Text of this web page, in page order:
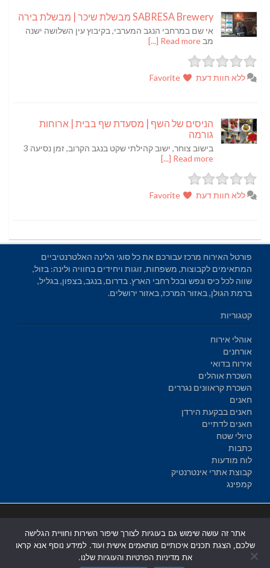
SABRESA Brewery מבשלת שיכר | מבשלת בירה
אי שם במרחבי הנגב המערבי, בקיבוץ עין השלושה ישנה
מבRead more [...]
ללא חוות דעת
הניסים של השף | מסעדת שף בבית | ארוחות
גורמה
בישוב צוחר, ישוב קהילתי שקט בנגב הקרוב, זמן נסיעה 3
Read more [...]
ללא חוות דעת
פורטל האירוח מרכז עבורכם את כל סוגי הלינה האלטרנטיביים
המתאימים לקבוצות, משפחות, זוגות ויחידים בחוויה ולינה: בזול,
שווה לכל כיס ונפש ובכל רחבי הארץ. בדרום, בנגב, בצפון, בגליל,
ברמת הגולן, באזור המרכז, באזור ירושלים.
קטגוריות
אוהלי אירוח
אורחנים
אירוח בדואי
השכרת אוהלים
השכרת קראוונים נגררים
חאנים
חאנים בבקעת הירדן
חאנים לדתיים
טיולי שטח
כתבות
לוח מודעות
קבוצת אתרי אינטרנטיק
קמפינג
אתרים בבאר שבע|
אתר זה עושה שימוש גם בעוגיות לצורך שיפור השירות וחוויית הגלישה
שלכם, הצגת תכנים איכותיים מותאמים אישית ועוד. למידע נוסף אנא קראו
את מדיניות הפרטיות והעוגיות שלנו.